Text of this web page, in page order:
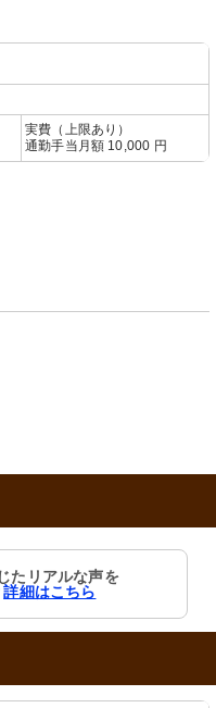
実費（上限あり）
通勤手当月額 10,000 円
たリアルな声を
詳細はこちら